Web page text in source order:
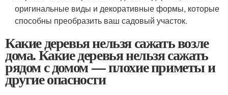
оригинальные виды и декоративные формы, которые
способны преобразить ваш садовый участок.
Какие деревья нельзя сажать возле
дома. Какие деревья нельзя сажать
рядом с домом — плохие приметы и
другие опасности